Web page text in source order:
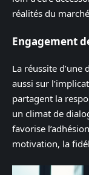
réalités du
Engagement
La réussite
aussi sur
partagent la
un climat de
favorise
motivation, la